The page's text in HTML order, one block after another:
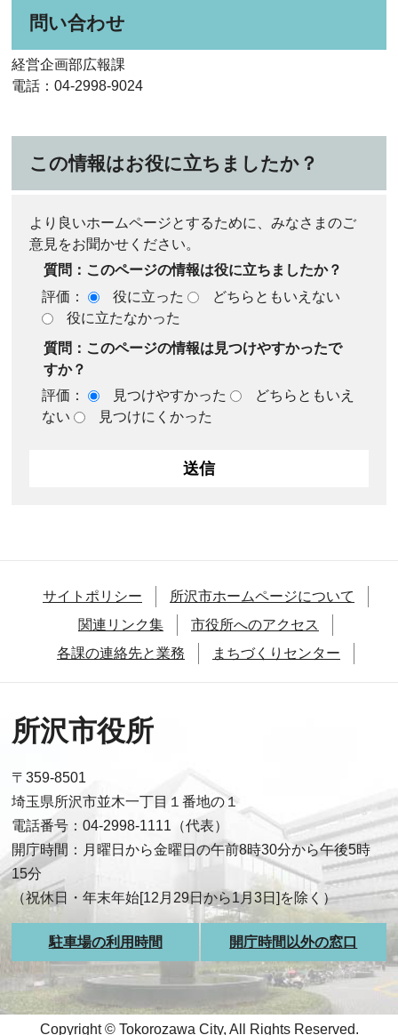
問い合わせ
経営企画部広報課
電話：04-2998-9024
この情報はお役に立ちましたか？
より良いホームページとするために、みなさまのご
意見をお聞かせください。
質問：このページの情報は役に立ちましたか？
評価：
役に立った
どちらともいえない
役に立たなかった
質問：このページの情報は見つけやすかったで
すか？
評価：
見つけやすかった
どちらともいえ
ない
見つけにくかった
サイトポリシー
所沢市ホームページについて
関連リンク集
市役所へのアクセス
各課の連絡先と業務
まちづくりセンター
所沢市役所
〒359-8501
埼玉県所沢市並木一丁目１番地の１
電話番号：04-2998-1111（代表）
開庁時間：月曜日から金曜日の午前8時30分から午後5時
15分
（祝休日・年末年始[12月29日から1月3日]を除く）
駐車場の利用時間 開庁時間以外の窓口
Copyright © Tokorozawa City, All Rights Reserved.